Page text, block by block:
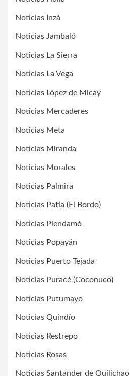
Noticias Inzá
Noticias Jambaló
Noticias La Sierra
Noticias La Vega
Noticias López de Micay
Noticias Mercaderes
Noticias Meta
Noticias Miranda
Noticias Morales
Noticias Palmira
Noticias Patía (El Bordo)
Noticias Piendamó
Noticias Popayán
Noticias Puerto Tejada
Noticias Puracé (Coconuco)
Noticias Putumayo
Noticias Quindío
Noticias Restrepo
Noticias Rosas
Noticias Santander de Quilichao